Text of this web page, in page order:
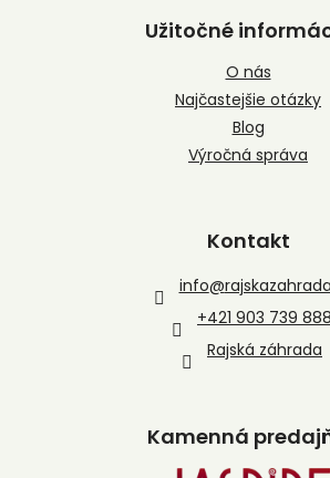
Užitočné
O nás
Najčastejšie otázky
Blog
Výročná správa
Kontakt
info@
+421 903 739 888
Rajská záhrada
Kamenná